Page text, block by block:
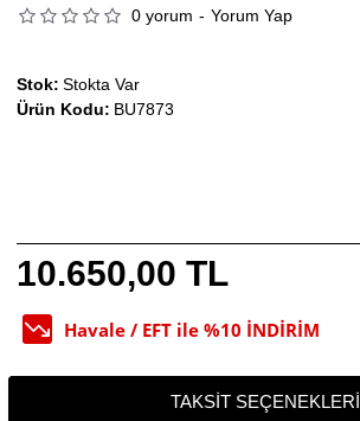
0 yorum - Yorum Yap
10.650,00 TL
Havale / EFT ile %10 İNDİRİM
Stok: Stokta Var
Ürün Kodu: BU7873
TAKSIT SEÇENEKLERI